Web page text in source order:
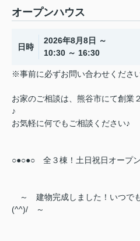
オープンハウス
日時
2026年8月8日 ～
10:30 ～ 16:30
※事前に必ずお問い合わせくださ
お家のご相談は、熊谷市にて創業
♪
お気軽に何でもご相談ください♪
○●○●○ 全３棟！土日祝日オープ
～ 建物完成しました！いつで
(^^)/ ～